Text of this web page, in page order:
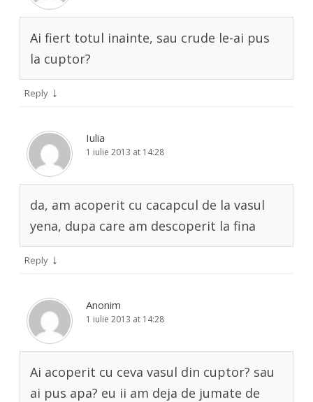
Ai fiert totul inainte, sau crude le-ai pus
la cuptor?
Reply ↓
Iulia
1 iulie 2013 at 14:28
da, am acoperit cu cacapcul de la vasul
yena, dupa care am descoperit la fina
Reply ↓
Anonim
1 iulie 2013 at 14:28
Ai acoperit cu ceva vasul din cuptor? sau
ai pus apa? eu ii am deja de jumate de